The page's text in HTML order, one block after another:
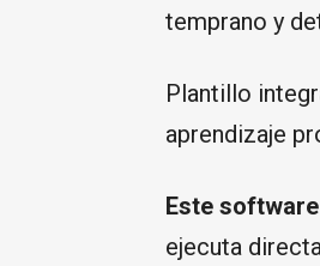
temprano y
Plantillo
aprendizaje
Este
ejecuta